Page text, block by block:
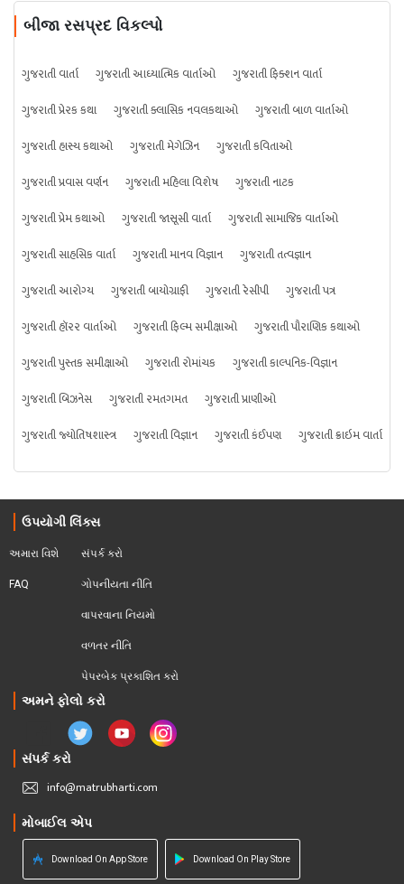
બીજા રસપ્રદ વિકલ્પો
ગુજરાતી વાર્તા ગુજરાતી આધ્યાત્મિક વાર્તાઓ
ગુજરાતી ફિક્શન વાર્તા
ગુજરાતી પ્રેરક કથા
ગુજરાતી ક્લાસિક નવલકથાઓ
ગુજરાતી બાળ વાર્તાઓ
ગુજરાતી હાસ્ય કથાઓ
ગુજરાતી મેગેઝિન
ગુજરાતી કવિતાઓ
ગુજરાતી પ્રવાસ વર્ણન
ગુજરાતી મહિલા વિશેષ
ગુજરાતી નાટક
ગુજરાતી પ્રેમ કથાઓ
ગુજરાતી જાસૂસી વાર્તા
ગુજરાતી સામાજિક વાર્તાઓ
ગુજરાતી સાહસિક વાર્તા
ગુજરાતી માનવ વિજ્ઞાન
ગુજરાતી તત્વજ્ઞાન
ગુજરાતી આરોગ્ય
ગુજરાતી બાયોગ્રાફી ગુજરાતી રેસીપી
ગુજરાતી પત્ર
ગુજરાતી હૉરર વાર્તાઓ
ગુજરાતી ફિલ્મ સમીક્ષાઓ
ગુજરાતી પૌરાણિક કથાઓ
ગુજરાતી પુસ્તક સમીક્ષાઓ
ગુજરાતી રોમાંચક
ગુજરાતી કાલ્પનિક-વિજ્ઞાન
ગુજરાતી બિઝનેસ
ગુજરાતી રમતગમત
ગુજરાતી પ્રાણીઓ
ગુજરાતી જ્યોતિષશાસ્ત્ર
ગુજરાતી વિજ્ઞાન ગુજરાતી કંઈપણ ગુજરાતી ક્રાઇમ વાર્તા
ઉપયોગી લિંક્સ
અમારા વિશે
FAQ
સંપર્ક કરો
ગોપનીયતા નીતિ
વાપરવાના નિયમો
વળતર નીતિ
પેપરબેક પ્રકાશિત કરો
અમને ફોલો કરો
સંપર્ક કરો
info@matrubharti.com
મોબાઈલ એપ
Download On App Store Download On Play Store